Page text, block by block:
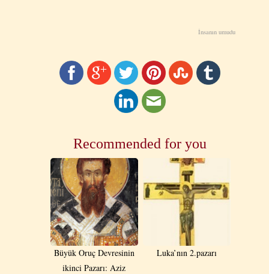
İnsanın umudu
Recommended for you
Büyük Oruç Devresinin
ikinci Pazarı: Aziz
Luka’nın 2.pazarı